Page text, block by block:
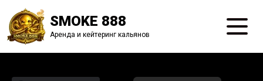
SMOKE 888
Аренда и кейтеринг кальянов